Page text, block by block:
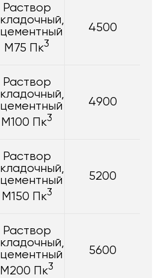
Раствор
кладочный,
цементный
М75 Пк3
4500
Раствор
кладочный,
цементный
М100 Пк3
4900
Раствор
кладочный,
цементный
М150 Пк3
5200
Раствор
кладочный,
цементный
М200 Пк3
5600